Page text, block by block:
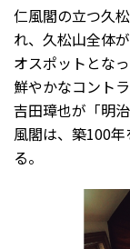
仁風閣の立つ久
れ、久松山全体
オスポットとな
鮮やかなコント
吉田璋也が「明
風閣は、築100
る。